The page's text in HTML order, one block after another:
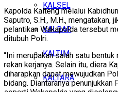
KALSEL
KALBAR
KALTIM
KALTARA
Kapolda Kalteng melalui
Saputro, S.H., M.H., mengatakan,
pelantikan Wakapolda tersebut
ditubuh Polri.
“Ini merupakan salah satu
rekan kerjanya. Selain itu, diera
diharapkan dapat mewujudkan
bidang. Diantaranya